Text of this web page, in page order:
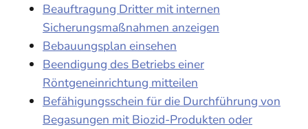
Beauftragung Dritter mit internen
Sicherungsmaßnahmen anzeigen
Bebauungsplan einsehen
Beendigung des Betriebs einer
Röntgeneinrichtung mitteilen
Befähigungsschein für die Durchführung von
Begasungen mit Biozid-Produkten oder